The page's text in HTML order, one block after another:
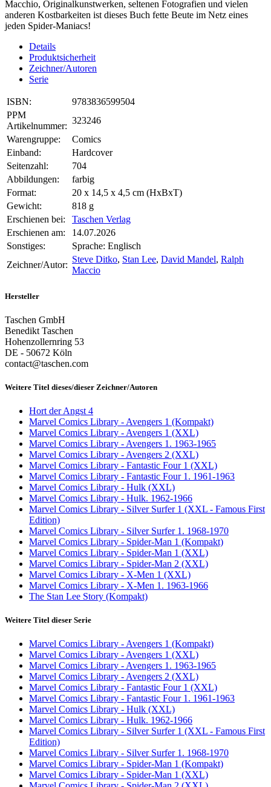
Macchio, Originalkunstwerken, seltenen Fotografien und vielen
anderen Kostbarkeiten ist dieses Buch fette Beute im Netz eines
jeden Spider-Maniacs!
Details
Produktsicherheit
Zeichner/Autoren
Serie
ISBN:
9783836599504
PPM
Artikelnummer:
323246
Warengruppe:
Comics
Einband:
Hardcover
Seitenzahl:
704
Abbildungen:
farbig
Format:
20 x 14,5 x 4,5 cm (HxBxT)
Gewicht:
818 g
Erschienen bei:
Taschen Verlag
Erschienen am:
14.07.2026
Sonstiges:
Sprache: Englisch
Zeichner/Autor:
Steve Ditko, Stan Lee, David Mandel, Ralph
Maccio
Hersteller
Taschen GmbH
Benedikt Taschen
Hohenzollernring 53
DE - 50672 Köln
contact@taschen.com
Weitere Titel dieses/dieser Zeichner/Autoren
Hort der Angst 4
Marvel Comics Library - Avengers 1 (Kompakt)
Marvel Comics Library - Avengers 1 (XXL)
Marvel Comics Library - Avengers 1. 1963-1965
Marvel Comics Library - Avengers 2 (XXL)
Marvel Comics Library - Fantastic Four 1 (XXL)
Marvel Comics Library - Fantastic Four 1. 1961-1963
Marvel Comics Library - Hulk (XXL)
Marvel Comics Library - Hulk. 1962-1966
Marvel Comics Library - Silver Surfer 1 (XXL - Famous First
Edition)
Marvel Comics Library - Silver Surfer 1. 1968-1970
Marvel Comics Library - Spider-Man 1 (Kompakt)
Marvel Comics Library - Spider-Man 1 (XXL)
Marvel Comics Library - Spider-Man 2 (XXL)
Marvel Comics Library - X-Men 1 (XXL)
Marvel Comics Library - X-Men 1. 1963-1966
The Stan Lee Story (Kompakt)
Weitere Titel dieser Serie
Marvel Comics Library - Avengers 1 (Kompakt)
Marvel Comics Library - Avengers 1 (XXL)
Marvel Comics Library - Avengers 1. 1963-1965
Marvel Comics Library - Avengers 2 (XXL)
Marvel Comics Library - Fantastic Four 1 (XXL)
Marvel Comics Library - Fantastic Four 1. 1961-1963
Marvel Comics Library - Hulk (XXL)
Marvel Comics Library - Hulk. 1962-1966
Marvel Comics Library - Silver Surfer 1 (XXL - Famous First
Edition)
Marvel Comics Library - Silver Surfer 1. 1968-1970
Marvel Comics Library - Spider-Man 1 (Kompakt)
Marvel Comics Library - Spider-Man 1 (XXL)